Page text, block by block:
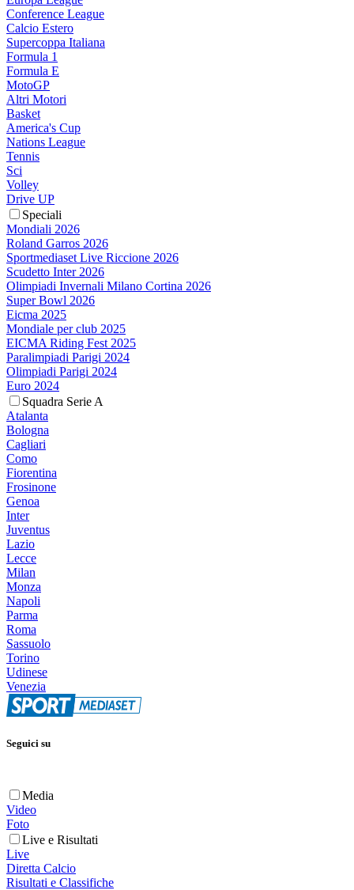
Conference League
Calcio Estero
Supercoppa Italiana
Formula 1
Formula E
MotoGP
Altri Motori
Basket
America's Cup
Nations League
Tennis
Sci
Volley
Drive UP
Speciali
Mondiali 2026
Roland Garros 2026
Sportmediaset Live Riccione 2026
Scudetto Inter 2026
Olimpiadi Invernali Milano Cortina 2026
Super Bowl 2026
Eicma 2025
Mondiale per club 2025
EICMA Riding Fest 2025
Paralimpiadi Parigi 2024
Olimpiadi Parigi 2024
Euro 2024
Squadra Serie A
Atalanta
Bologna
Cagliari
Como
Fiorentina
Frosinone
Genoa
Inter
Juventus
Lazio
Lecce
Milan
Monza
Napoli
Parma
Roma
Sassuolo
Torino
Udinese
Venezia
Seguici su
Media
Video
Foto
Live e Risultati
Live
Diretta Calcio
Risultati e Classifiche